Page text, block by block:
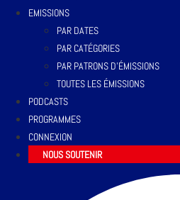
EMISSIONS
PAR DATES
PAR CATÉGORIES
PAR PATRONS D’ÉMISSIONS
TOUTES LES ÉMISSIONS
PODCASTS
PROGRAMMES
CONNEXION
NOUS SOUTENIR